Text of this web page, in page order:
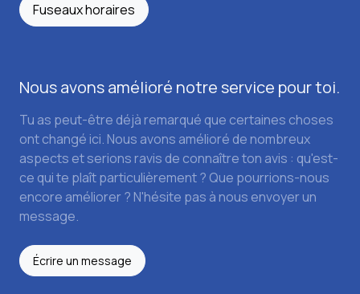
Fuseaux horaires
Nous avons amélioré notre service pour toi.
Tu as peut-être déjà remarqué que certaines choses
ont changé ici. Nous avons amélioré de nombreux
aspects et serions ravis de connaître ton avis : qu'est-
ce qui te plaît particulièrement ? Que pourrions-nous
encore améliorer ? N'hésite pas à nous envoyer un
message.
Écrire un message